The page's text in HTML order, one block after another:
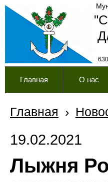
Главная О нас
Главная ›
19.02.2021
Лыжня